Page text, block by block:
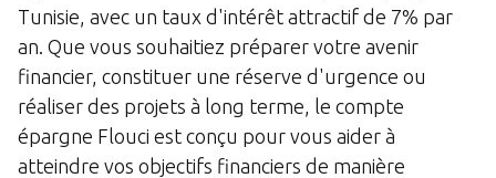
Tunisie, avec un taux d'intérêt attractif de 7% par
an. Que vous souhaitiez préparer votre avenir
financier, constituer une réserve d'urgence ou
réaliser des projets à long terme, le compte
épargne Flouci est conçu pour vous aider à
atteindre vos objectifs financiers de manière